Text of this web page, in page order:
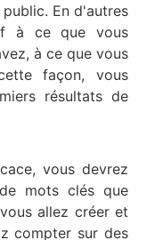
En d'autres
à ce que vous
à ce que vous
façon, vous
résultats de
vous devrez
mots clés que
allez créer et
compter sur des